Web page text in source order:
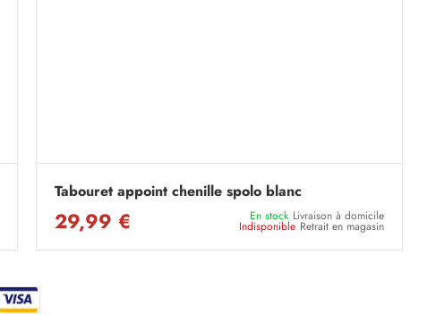
Tabouret appoint chenille spolo blanc
29,99 € En stock Livraison à domicile
Indisponible Retrait en magasin